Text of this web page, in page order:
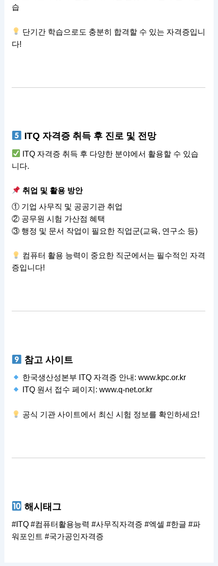
습
단기간 학습으로도 충분히 합격할 수 있는 자격증입니
다!
ITQ 자격증 취득 후 진로 및 전망
ITQ 자격증 취득 후 다양한 분야에서 활용할 수 있습
니다.
취업 및 활용 방안
① 기업 사무직 및 공공기관 취업
② 공무원 시험 가산점 혜택
③ 행정 및 문서 작업이 필요한 직업군(교육, 연구소 등)
컴퓨터 활용 능력이 중요한 직군에서는 필수적인 자격
증입니다!
참고 사이트
한국생산성본부 ITQ 자격증 안내: www.kpc.or.kr
ITQ 원서 접수 페이지: www.q-net.or.kr
공식 기관 사이트에서 최신 시험 정보를 확인하세요!
해시태그
#ITQ #컴퓨터활용능력 #사무직자격증 #엑셀 #한글 #파
워포인트 #국가공인자격증